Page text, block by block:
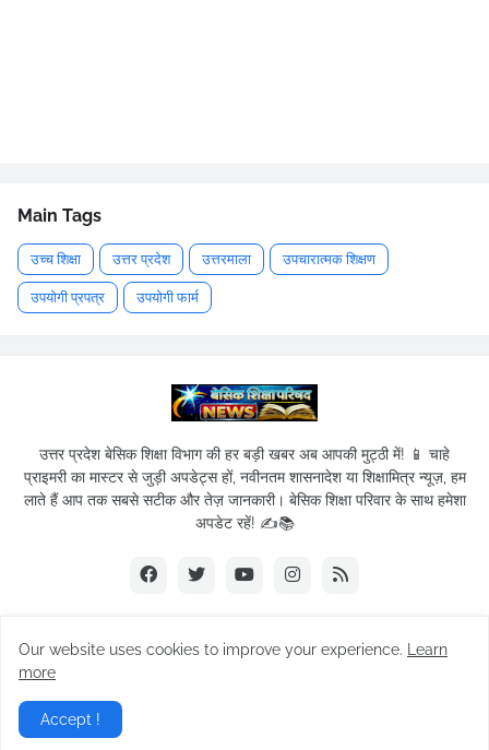
Main Tags
उच्च शिक्षा उत्तर प्रदेश उत्तरमाला उपचारात्मक शिक्षण
उपयोगी प्रपत्र उपयोगी फार्म
उत्तर प्रदेश बेसिक शिक्षा विभाग की हर बड़ी खबर अब आपकी मुट्ठी में! 📱 चाहे
प्राइमरी का मास्टर से जुड़ी अपडेट्स हों, नवीनतम शासनादेश या शिक्षामित्र न्यूज़, हम
लाते हैं आप तक सबसे सटीक और तेज़ जानकारी। बेसिक शिक्षा परिवार के साथ हमेशा
अपडेट रहें! ✍️📚
Our website uses cookies to improve your experience.
Learn
more
Accept !